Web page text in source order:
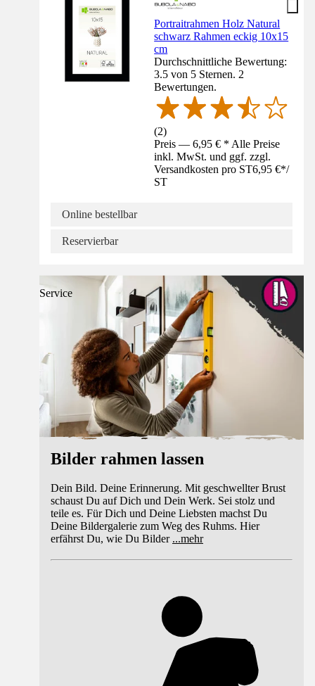
Portraitrahmen Holz Natural
schwarz Rahmen eckig 10x15
cm
Durchschnittliche Bewertung:
3.5 von 5 Sternen. 2
Bewertungen.
(2)
Preis — 6,95 € * Alle Preise
inkl. MwSt. und ggf. zzgl.
Versandkosten pro ST6,95 €*/
ST
Online bestellbar
Reservierbar
Service
Bilder rahmen lassen
Dein Bild. Deine Erinnerung. Mit geschwellter Brust
schaust Du auf Dich und Dein Werk. Sei stolz und
teile es. Für Dich und Deine Liebsten machst Du
Deine Bildergalerie zum Weg des Ruhms. Hier
erfährst Du, wie Du Bilder ...mehr